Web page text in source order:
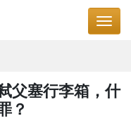
父塞行李箱，什
？